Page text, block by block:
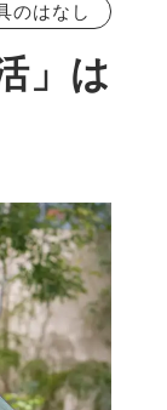
のはなし
」は